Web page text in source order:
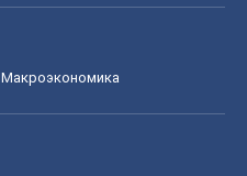
Mакроэкономика